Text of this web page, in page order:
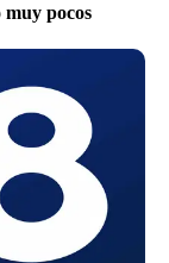
muy pocos